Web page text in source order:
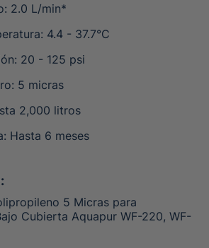
2.0 L/min*
4.4 - 37.7°C
20 - 125 psi
5 micras
2,000 litros
Hasta 6 meses
5 Micras para
Cubierta Aquapur WF-220, WF-